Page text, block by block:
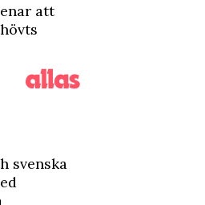
att
svenska